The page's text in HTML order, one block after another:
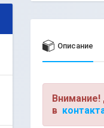
Описание
в